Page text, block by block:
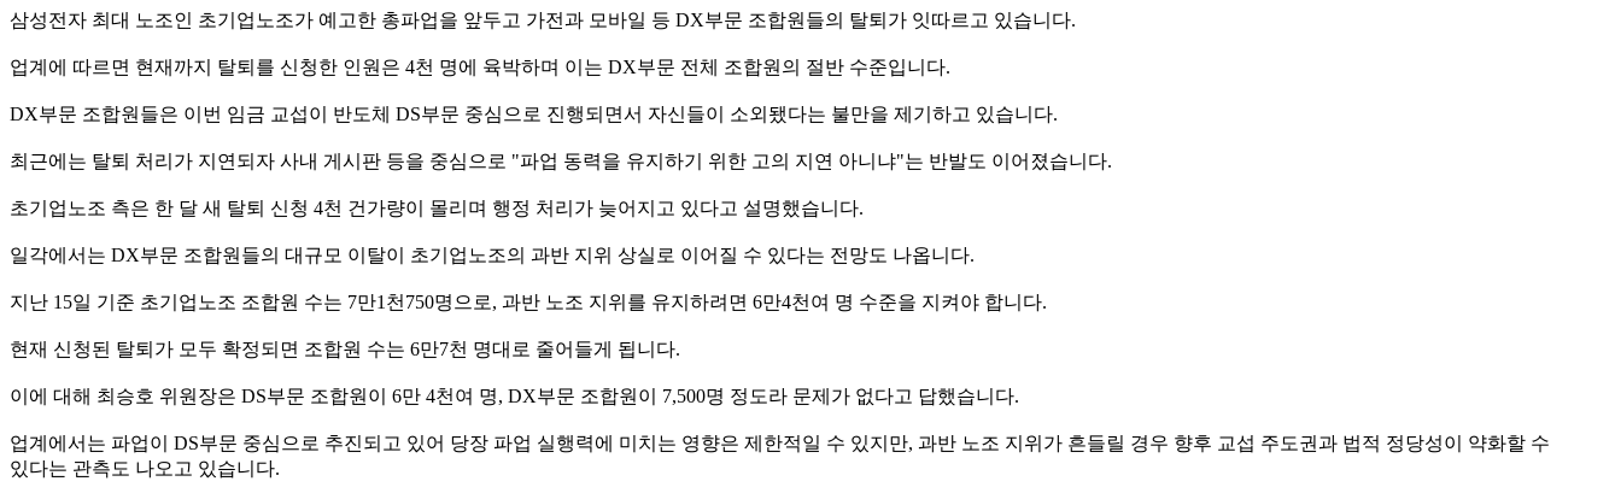
삼성전자 최대 노조인 초기업노조가 예고한 총파업을 앞두고 가전과 모바일 등 DX부문 조합원들의 탈퇴가 잇따르고 있습니다.
업계에 따르면 현재까지 탈퇴를 신청한 인원은 4천 명에 육박하며 이는 DX부문 전체 조합원의 절반 수준입니다.
DX부문 조합원들은 이번 임금 교섭이 반도체 DS부문 중심으로 진행되면서 자신들이 소외됐다는 불만을 제기하고 있습니다.
최근에는 탈퇴 처리가 지연되자 사내 게시판 등을 중심으로 "파업 동력을 유지하기 위한 고의 지연 아니냐"는 반발도 이어졌습니다.
초기업노조 측은 한 달 새 탈퇴 신청 4천 건가량이 몰리며 행정 처리가 늦어지고 있다고 설명했습니다.
일각에서는 DX부문 조합원들의 대규모 이탈이 초기업노조의 과반 지위 상실로 이어질 수 있다는 전망도 나옵니다.
지난 15일 기준 초기업노조 조합원 수는 7만1천750명으로, 과반 노조 지위를 유지하려면 6만4천여 명 수준을 지켜야 합니다.
현재 신청된 탈퇴가 모두 확정되면 조합원 수는 6만7천 명대로 줄어들게 됩니다.
이에 대해 최승호 위원장은 DS부문 조합원이 6만 4천여 명, DX부문 조합원이 7,500명 정도라 문제가 없다고 답했습니다.
업계에서는 파업이 DS부문 중심으로 추진되고 있어 당장 파업 실행력에 미치는 영향은 제한적일 수 있지만, 과반 노조 지위가 흔들릴 경우 향후 교섭 주도권과 법적 정당성이 약화할 수
있다는 관측도 나오고 있습니다.